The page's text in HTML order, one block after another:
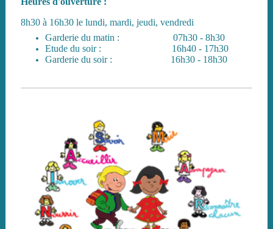
8h30 à 16h30 le lundi, mardi, jeudi, vendredi
Garderie du matin : 07h30 - 8h30
Etude du soir : 16h40 - 17h30
Garderie du soir : 16h30 - 18h30